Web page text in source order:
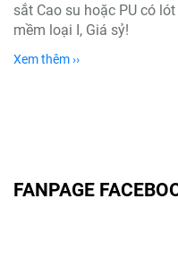
sắt Cao su hoặc PU có
mềm loại I, Giá sỷ!
Xem thêm ››
FANPAGE